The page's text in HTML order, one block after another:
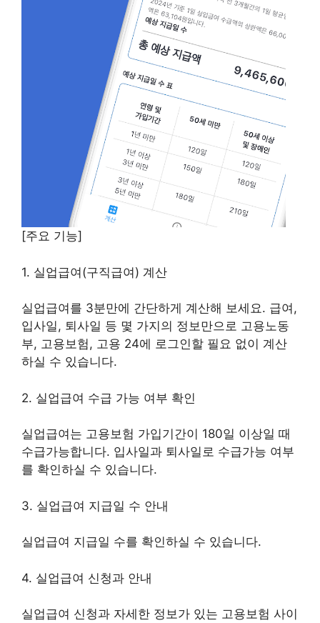
[주요 기능]
1. 실업급여(구직급여) 계산
실업급여를 3분만에 간단하게 계산해 보세요. 급여,
입사일, 퇴사일 등 몇 가지의 정보만으로 고용노동
부, 고용보험, 고용 24에 로그인할 필요 없이 계산
하실 수 있습니다.
2. 실업급여 수급 가능 여부 확인
실업급여는 고용보험 가입기간이 180일 이상일 때
수급가능합니다. 입사일과 퇴사일로 수급가능 여부
를 확인하실 수 있습니다.
3. 실업급여 지급일 수 안내
실업급여 지급일 수를 확인하실 수 있습니다.
4. 실업급여 신청과 안내
실업급여 신청과 자세한 정보가 있는 고용보험 사이